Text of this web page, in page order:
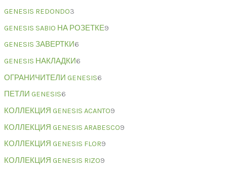
GENESIS REDONDO3
GENESIS SABIO НА РОЗЕТКЕ9
GENESIS ЗАВЕРТКИ6
GENESIS НАКЛАДКИ6
ОГРАНИЧИТЕЛИ GENESIS6
ПЕТЛИ GENESIS6
КОЛЛЕКЦИЯ GENESIS ACANTO9
КОЛЛЕКЦИЯ GENESIS ARABESCO9
КОЛЛЕКЦИЯ GENESIS FLOR9
КОЛЛЕКЦИЯ GENESIS RIZO9